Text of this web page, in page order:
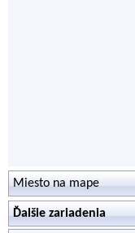
Miesto na mape
Ďalšie zariadenia